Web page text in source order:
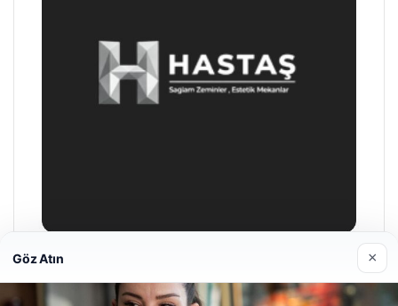
28/04/2026
Göz Atın ×